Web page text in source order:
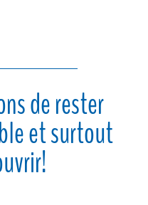
de rester
et surtout